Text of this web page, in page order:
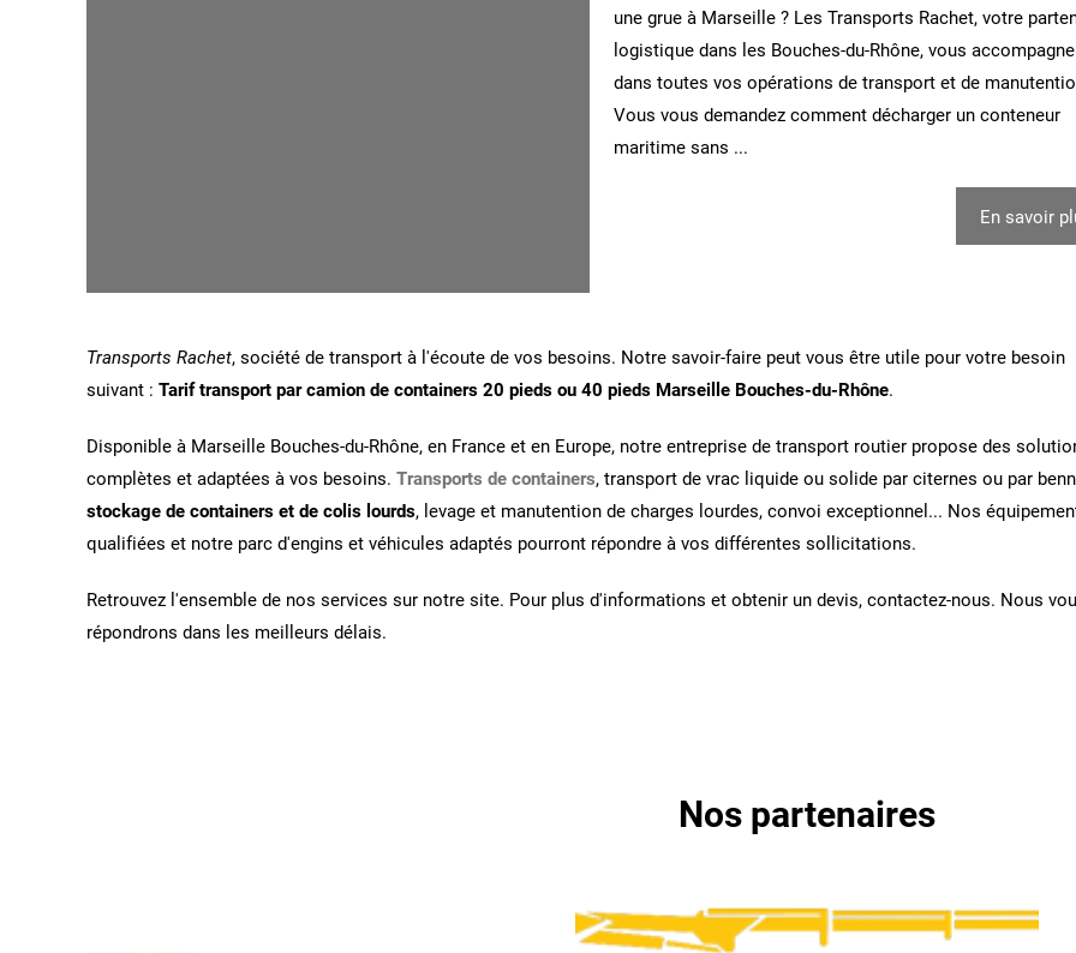
une grue à Marseille ? Les Transports Rachet, votre
logistique dans les Bouches-du-Rhône, vous accompagne
dans toutes vos opérations de transport et de
Vous vous demandez comment décharger un conteneur
maritime sans ...
En savoir
Transports Rachet, société de transport à l'écoute de vos besoins. Notre savoir-faire peut vous être utile pour votre besoin
suivant : Tarif transport par camion de containers 20 pieds ou 40 pieds Marseille Bouches-du-Rhône.
Disponible à Marseille Bouches-du-Rhône, en France et en Europe, notre entreprise de transport routier propose des
complètes et adaptées à vos besoins. Transports de containers, transport de vrac liquide ou solide par citernes ou par
stockage de containers et de colis lourds, levage et manutention de charges lourdes, convoi exceptionnel... Nos
qualifiées et notre parc d'engins et véhicules adaptés pourront répondre à vos différentes sollicitations.
Retrouvez l'ensemble de nos services sur notre site. Pour plus d'informations et obtenir un devis, contactez-nous. Nous
répondrons dans les meilleurs délais.
Nos partenaires